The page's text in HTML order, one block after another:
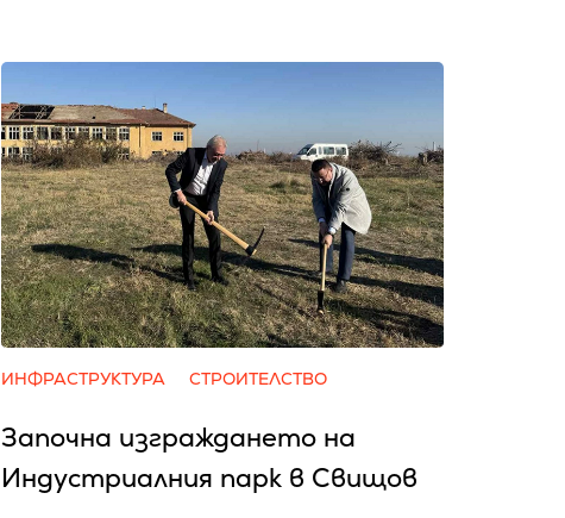
ИНФРАСТРУКТУРА СТРОИТЕЛСТВО
Започна изграждането на
Индустриалния парк в Свищов